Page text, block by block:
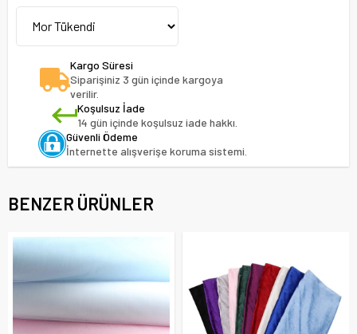
Kargo Süresi
Siparişiniz 3 gün içinde kargoya
verilir.
Koşulsuz İade
14 gün içinde koşulsuz iade hakkı.
Güvenli Ödeme
İnternette alışverişe koruma sistemi.
BENZER ÜRÜNLER